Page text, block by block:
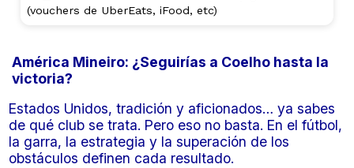
(vouchers de UberEats, iFood, etc)
América Mineiro: ¿Seguirías a Coelho hasta la
victoria?
Estados Unidos, tradición y aficionados… ya sabes
de qué club se trata. Pero eso no basta. En el fútbol,
​​la garra, la estrategia y la superación de los
obstáculos definen cada resultado.